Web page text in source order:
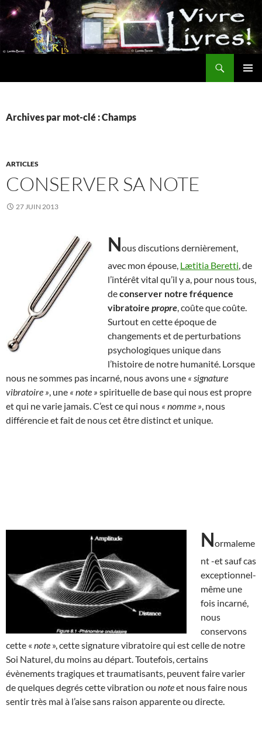
Aller
au
contenu
Archives par mot-clé : Champs
ARTICLES
CONSERVER SA NOTE
27 JUIN 2013
Nous discutions dernièrement,
avec mon épouse, Lætitia Beretti , de
l’intérêt vital qu’il y a, pour nous tous,
deconserver notre fréquence
vibratoire propre , coûte que coûte.
Surtout en cette époque de
changements et de perturbations
psychologiques unique dans
l’histoire de notre humanité. Lorsque
nous ne sommes pas incarné, nous avons une « signature
vibratoire » , une « note » spirituelle de base qui nous est propre
et qui ne varie jamais. C’est ce qui nous « nomme » , nous
différencie et fait de nous cet être distinct et unique.
Normaleme
nt -et sauf cas
exceptionnel-
même une
fois incarné,
nous
conservons
cette « note », cette signature vibratoire qui est celle de notre
Soi Naturel, du moins au départ. Toutefois, certains
évènements tragiques et traumatisants, peuvent faire varier
de quelques degrés cette vibration ou noteet nous faire nous
sentir très mal à l’aise sans raison apparente ou directe.